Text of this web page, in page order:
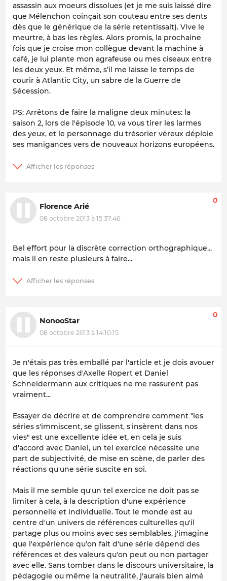
assassin aux moeurs dissolues (et je me suis laissé dire
que Mélenchon coinçait son couteau entre ses dents
dès que le générique de la série retentissait). Vive le
meurtre, à bas les règles. Alors promis, la prochaine
fois que je croise mon collègue devant la machine à
café, je lui plante mon agrafeuse ou mes ciseaux entre
les deux yeux. Et même, s’il me laisse le temps de
courir à Atlantic City, un sabre de la Guerre de
Sécession.
PS: Arrêtons de faire la maligne deux minutes: la
saison 2, lors de l'épisode 10, va vous tirer les larmes
des yeux, et le personnage du trésorier véreux déploie
ses manigances vers de nouveaux horizons européens.
Florence Arié
08 octobre 2013 à 15:37:46
0
Bel effort pour la discrète correction orthographique...
mais il en reste plusieurs à faire...
NonooStar
08 octobre 2013 à 14:10:15
0
Je n'étais pas très emballé par l'article et je dois avouer
que les réponses d'Axelle Ropert et Daniel
Schneidermann aux critiques ne me rassurent pas
vraiment...
Essayer de décrire et de comprendre comment "les
séries s'immiscent, se glissent, s'insèrent dans nos
vies" est une excellente idée et, en cela je suis
d'accord avec Daniel, un tel exercice nécessite une
part de subjectivité, de mise en scène, de parler des
réactions qu'une série suscite en soi.
Mais il me semble qu'un tel exercice ne doit pas se
limiter à cela, à la description d'une expérience
personnelle et individuelle. Tout le monde est au
centre d'un univers de références culturelles qu'il
partage plus ou moins avec ses semblables, j'imagine
que l'expérience qu'on fait d'une série dépend des
références et des valeurs qu'on peut ou non partager
avec elle. Sans tomber dans le discours universitaire, la
pédagogie ou même la neutralité, j'aurais bien aimé